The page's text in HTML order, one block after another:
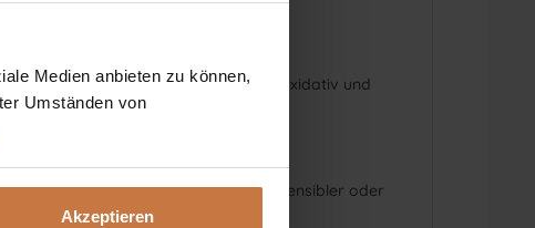
Medien anbieten zu können,
Umständen von
Akzeptieren
Pilz entzündungshemmend, antioxidativ und
stärkt. Ideal bei trockener, sensibler oder